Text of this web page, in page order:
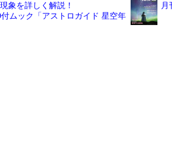
象を詳しく解説！
ムック「アストロガイド 星空年
月